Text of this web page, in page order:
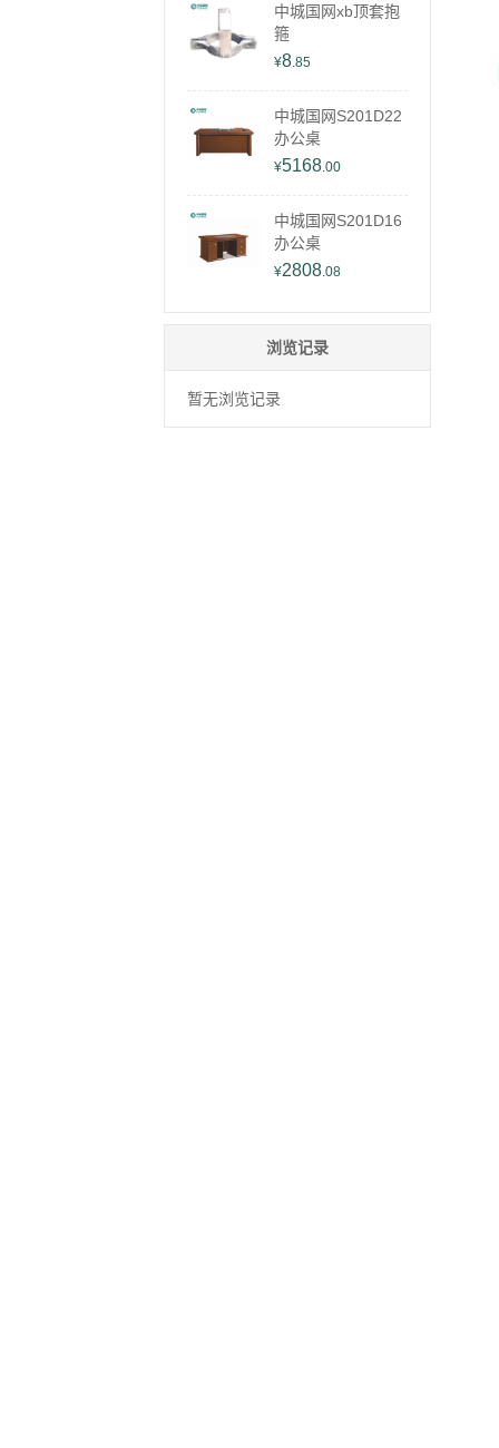
中城国网xb顶套抱
箍
¥8.85
中城国网S201D22
办公桌
¥5168.00
中城国网S201D16
办公桌
¥2808.08
浏览记录
暂无浏览记录